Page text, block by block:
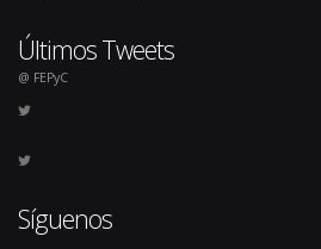
Últimos Tweets
@ FEPyC
Síguenos